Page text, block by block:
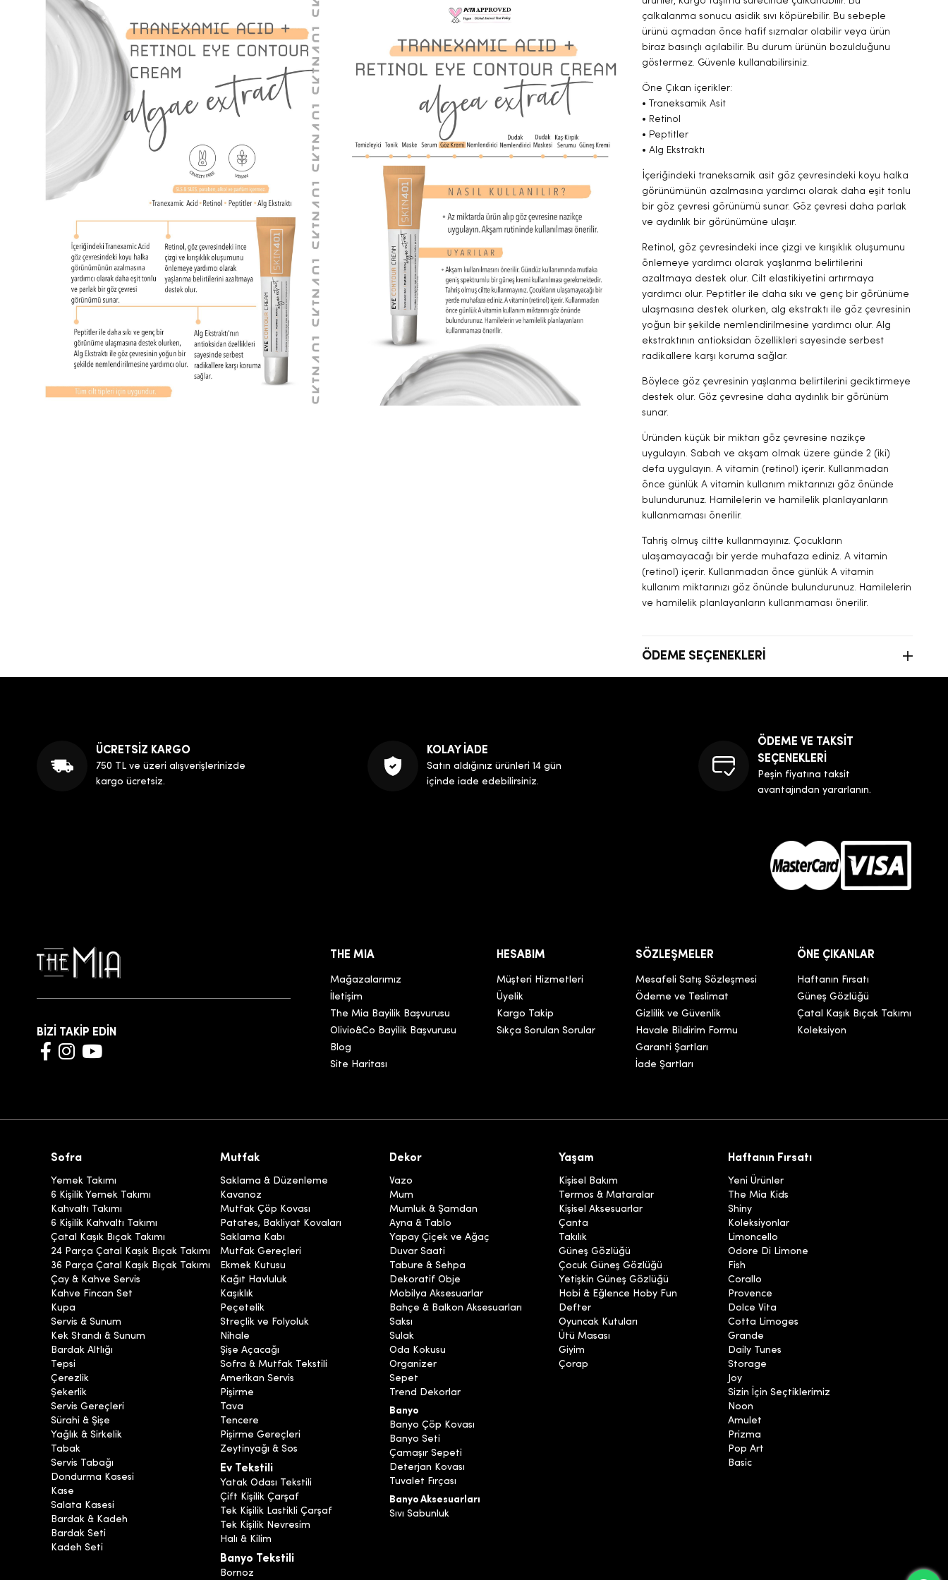
çalkalanma sonucu asidik sıvı köpürebilir. Bu sebeple
ürünü açmadan önce hafif sızmalar olabilir veya ürün
biraz basınçlı açılabilir. Bu durum ürünün bozulduğunu
göstermez. Güvenle kullanabilirsiniz.
Öne Çıkan içerikler:
• Traneksamik Asit
• Retinol
• Peptitler
• Alg Ekstraktı
İçeriğindeki traneksamik asit göz çevresindeki koyu halka
görünümünün azalmasına yardımcı olarak daha eşit tonlu
bir göz çevresi görünümü sunar. Göz çevresi daha parlak
ve aydınlık bir görünümüne ulaşır.
Retinol, göz çevresindeki ince çizgi ve kırışıklık oluşumunu
önlemeye yardımcı olarak yaşlanma belirtilerini
azaltmaya destek olur. Cilt elastikiyetini artırmaya
yardımcı olur. Peptitler ile daha sıkı ve genç bir görünüme
ulaşmasına destek olurken, alg ekstraktı ile göz çevresinin
yoğun bir şekilde nemlendirilmesine yardımcı olur. Alg
ekstraktının antioksidan özellikleri sayesinde serbest
radikallere karşı koruma sağlar.
Böylece göz çevresinin yaşlanma belirtilerini geciktirmeye
destek olur. Göz çevresine daha aydınlık bir görünüm
sunar.
Üründen küçük bir miktarı göz çevresine nazikçe
uygulayın. Sabah ve akşam olmak üzere günde 2 (iki)
defa uygulayın. A vitamin (retinol) içerir. Kullanmadan
önce günlük A vitamin kullanım miktarınızı göz önünde
bulundurunuz. Hamilelerin ve hamilelik planlayanların
kullanmaması önerilir.
Tahriş olmuş ciltte kullanmayınız. Çocukların
ulaşamayacağı bir yerde muhafaza ediniz. A vitamin
(retinol) içerir. Kullanmadan önce günlük A vitamin
kullanım miktarınızı göz önünde bulundurunuz. Hamilelerin
ve hamilelik planlayanların kullanmaması önerilir.
ÖDEME SEÇENEKLERI
ÜCRETSİZ KARGO
750 TL ve üzeri alışverişlerinizde
kargo ücretsiz.
KOLAY İADE
Satın aldığınız ürünleri 14 gün
içinde iade edebilirsiniz.
ÖDEME VE TAKSİT
SEÇENEKLERİ
Peşin fiyatına taksit
avantajından yararlanın.
BİZİ TAKİP EDİN
THE MIA
Mağazalarımız
İletişim
The Mia Bayilik Başvurusu
Olivio&Co Bayilik Başvurusu
Blog
Site Haritası
HESABIM
Müşteri Hizmetleri
Üyelik
Kargo Takip
Sıkça Sorulan Sorular
SÖZLEŞMELER
Mesafeli Satış Sözleşmesi
Ödeme ve Teslimat
Gizlilik ve Güvenlik
Havale Bildirim Formu
Garanti Şartları
İade Şartları
ÖNE ÇIKANLAR
Haftanın Fırsatı
Güneş Gözlüğü
Çatal Kaşık Bıçak Takımı
Koleksiyon
Sofra
Yemek Takımı
6 Kişilik Yemek Takımı
Kahvaltı Takımı
6 Kişilik Kahvaltı Takımı
Çatal Kaşık Bıçak Takımı
24 Parça Çatal Kaşık Bıçak Takımı
36 Parça Çatal Kaşık Bıçak Takımı
Çay & Kahve Servis
Kahve Fincan Set
Kupa
Servis & Sunum
Kek Standı & Sunum
Bardak Altlığı
Tepsi
Çerezlik
Şekerlik
Servis Gereçleri
Sürahi & Şişe
Yağlık & Sirkelik
Tabak
Servis Tabağı
Dondurma Kasesi
Kase
Salata Kasesi
Bardak & Kadeh
Bardak Seti
Kadeh Seti
Mutfak
Saklama & Düzenleme
Kavanoz
Mutfak Çöp Kovası
Patates, Bakliyat Kovaları
Saklama Kabı
Mutfak Gereçleri
Ekmek Kutusu
Kağıt Havluluk
Kaşıklık
Peçetelik
Streçlik ve Folyoluk
Nihale
Şişe Açacağı
Sofra & Mutfak Tekstili
Amerikan Servis
Pişirme
Tava
Tencere
Pişirme Gereçleri
Zeytinyağı & Sos
Ev Tekstili
Yatak Odası Tekstili
Çift Kişilik Çarşaf
Tek Kişilik Lastikli Çarşaf
Tek Kişilik Nevresim
Halı & Kilim
Banyo Tekstili
Bornoz
Dekor
Vazo
Mum
Mumluk & Şamdan
Ayna & Tablo
Yapay Çiçek ve Ağaç
Duvar Saati
Tabure & Sehpa
Dekoratif Obje
Mobilya Aksesuarlar
Bahçe & Balkon Aksesuarları
Saksı
Sulak
Oda Kokusu
Organizer
Sepet
Trend Dekorlar
Banyo
Banyo Çöp Kovası
Banyo Seti
Çamaşır Sepeti
Deterjan Kovası
Tuvalet Fırçası
Banyo Aksesuarları
Sıvı Sabunluk
Yaşam
Kişisel Bakım
Termos & Mataralar
Kişisel Aksesuarlar
Çanta
Takılık
Güneş Gözlüğü
Çocuk Güneş Gözlüğü
Yetişkin Güneş Gözlüğü
Hobi & Eğlence Hoby Fun
Defter
Oyuncak Kutuları
Ütü Masası
Giyim
Çorap
Haftanın Fırsatı
Yeni Ürünler
The Mia Kids
Shiny
Koleksiyonlar
Limoncello
Odore Di Limone
Fish
Corallo
Provence
Dolce Vita
Cotta Limoges
Grande
Daily Tunes
Storage
Joy
Sizin İçin Seçtiklerimiz
Noon
Amulet
Prizma
Pop Art
Basic